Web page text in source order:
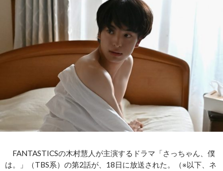
FANTASTICSの木村慧人が主演するドラマ「さっちゃん、僕
は。」（TBS系）の第2話が、18日に放送された。（※以下、ネ